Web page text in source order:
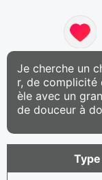
Je cherche un
r, de complicité
èle avec un
de douceur à